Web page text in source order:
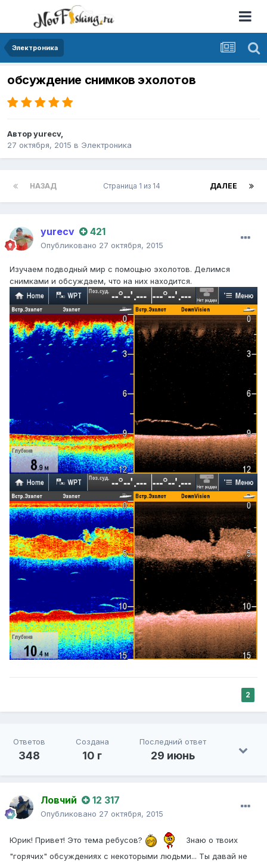
Электроника
обсуждение снимков эхолотов
Авторyurecv,
27 октября, 2015 в Электроника
НАЗАД ДАЛЕЕ
Страница 1 из 14
yurecv 421
Опубликовано 27 октября, 2015
Изучаем подводный мир с помощью эхолотов. Делимся
снимками и обсуждаем, что на них находится.
2
Ответов
348
Создана
10 г
Последний ответ
29 июнь
Ловчий 12 317
Опубликовано 27 октября, 2015
Юрик! Привет! Это тема ребусов?
Знаю о твоих
"горячих" обсуждениях с некоторыми людьми... Ты давай не